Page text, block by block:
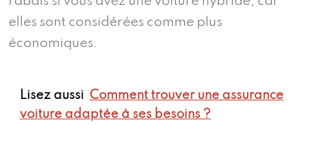
elles sont considérées comme plus
économiques.
Lisez aussi Comment trouver une assurance
voiture adaptée à ses besoins ?